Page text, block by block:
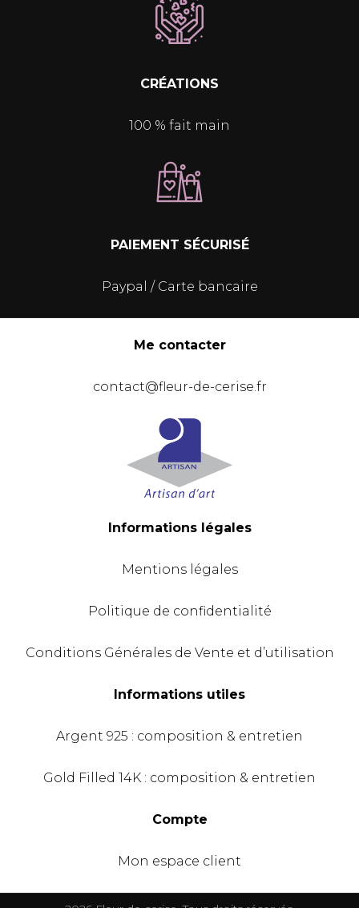
CRÉATIONS
100 % fait main
PAIEMENT SÉCURISÉ
Paypal / Carte bancaire
Me contacter
contact@fleur-de-cerise.fr
Informations légales
Mentions légales
Politique de confidentialité
Conditions Générales de Vente et d’utilisation
Informations utiles
Argent 925 : composition & entretien
Gold Filled 14K : composition & entretien
Compte
Mon espace client